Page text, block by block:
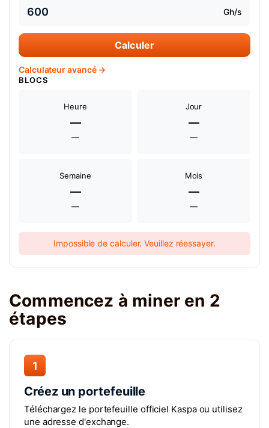
Gh/s
Calculer
Calculateur avancé →
BLOCS
Heure
—
—
Jour
—
—
Semaine
—
—
Mois
—
—
Impossible de calculer. Veuillez réessayer.
Commencez à miner en 2
étapes
1
Créez un portefeuille
Téléchargez le portefeuille officiel Kaspa ou utilisez
une adresse d'exchange.